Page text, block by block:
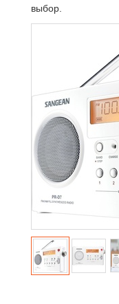
выбор.